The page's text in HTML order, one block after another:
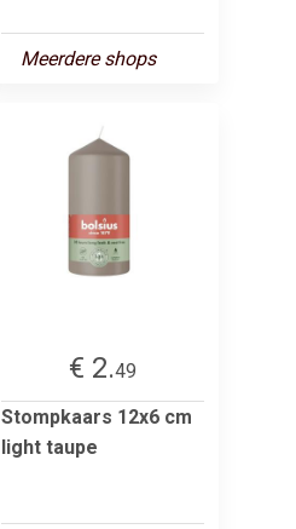
Meerdere shops
€ 2.49
Stompkaars 12x6 cm
light taupe